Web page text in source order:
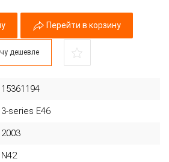
Перейти в корзину
дешевле
15361194
3-series E46
2003
N42